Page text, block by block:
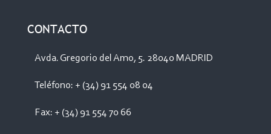
CONTACTO
Avda. Gregorio del Amo, 5. 28040 MADRID
Teléfono: + (34) 91 554 08 04
Fax: + (34) 91 554 70 66